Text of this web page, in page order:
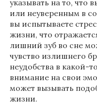
указывать на то, что
или неуверенным в
вы испытываете
жизни, что
лишний зуб во сне
чувство излишнего
неудобства в какой-
внимание на свои
может вызывать
жизни.